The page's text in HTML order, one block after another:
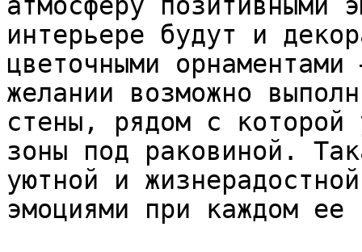
интерьере будут и
цветочными
желании возможно
стены, рядом с которой
зоны под раковиной.
уютной и
эмоциями при каждом ее